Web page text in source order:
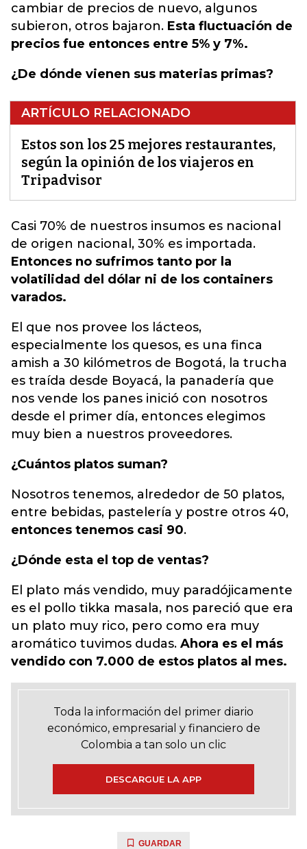
cambiar de precios de nuevo, algunos
subieron, otros bajaron. Esta fluctuación de
precios fue entonces entre 5% y 7%.
¿De dónde vienen sus materias primas?
ARTÍCULO RELACIONADO
Estos son los 25 mejores restaurantes,
según la opinión de los viajeros en
Tripadvisor
Casi 70% de nuestros insumos es nacional
de origen nacional, 30% es importada.
Entonces no sufrimos tanto por la
volatilidad del dólar ni de los containers
varados.
El que nos provee los lácteos,
especialmente los quesos, es una finca
amish a 30 kilómetros de Bogotá, la trucha
es traída desde Boyacá, la panadería que
nos vende los panes inició con nosotros
desde el primer día, entonces elegimos
muy bien a nuestros proveedores.
¿Cuántos platos suman?
Nosotros tenemos, alrededor de 50 platos,
entre bebidas, pastelería y postre otros 40,
entonces tenemos casi 90.
¿Dónde esta el top de ventas?
El plato más vendido, muy paradójicamente
es el pollo tikka masala, nos pareció que era
un plato muy rico, pero como era muy
aromático tuvimos dudas. Ahora es el más
vendido con 7.000 de estos platos al mes.
Toda la información del primer diario
económico, empresarial y financiero de
Colombia a tan solo un clic
DESCARGUE LA APP
GUARDAR